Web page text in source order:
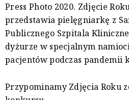
Press Photo 2020. Zdjęcie
przedstawia pielęgniarkę z
Publicznego Szpitala
dyżurze w specjalnym
pacjentów podczas pandemii
Przypominamy Zdjęcia Roku